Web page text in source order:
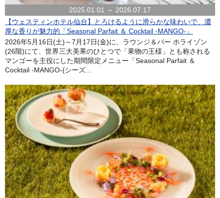
2025.01.01 ～ 2026.07.17
【ウェスティンホテル仙台】とろけるように滑らかな味わいで、濃
厚な香りが魅力的「Seasonal Parfait ＆ Cocktail -MANGO-」
2026年5月16日(土)～7月17日(金)に、ラウンジ＆バー ホライゾン
(26階)にて、世界三大美果のひとつで「果物の王様」とも称される
マンゴーを主役にした期間限定メニュー「Seasonal Parfait ＆
Cocktail -MANGO-(シーズ...